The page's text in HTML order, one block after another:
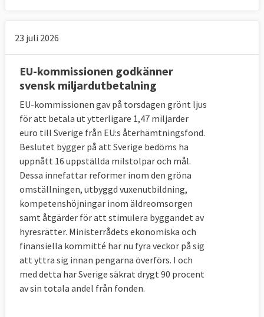
23 juli 2026
EU-kommissionen godkänner
svensk miljardutbetalning
EU-kommissionen gav på torsdagen grönt ljus
för att betala ut ytterligare 1,47 miljarder
euro till Sverige från EU:s återhämtningsfond.
Beslutet bygger på att Sverige bedöms ha
uppnått 16 uppställda milstolpar och mål.
Dessa innefattar reformer inom den gröna
omställningen, utbyggd vuxenutbildning,
kompetenshöjningar inom äldreomsorgen
samt åtgärder för att stimulera byggandet av
hyresrätter. Ministerrådets ekonomiska och
finansiella kommitté har nu fyra veckor på sig
att yttra sig innan pengarna överförs. I och
med detta har Sverige säkrat drygt 90 procent
av sin totala andel från fonden.